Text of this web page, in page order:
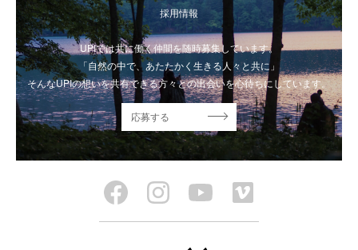
採用情報
UPIでは共に働く仲間を随時募集しています。
「自然の中で、あたたかく生きる人々と共に」
そんなUPIの想いを共有できる方々との出会いを心待ちにしています。
応募する